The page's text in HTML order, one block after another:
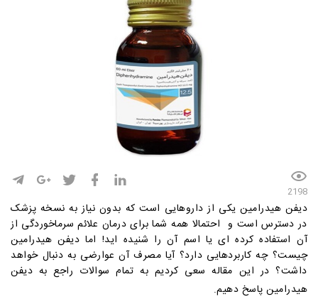
2198
دیفن هیدرامین یکی از داروهایی است که بدون نیاز به نسخه پزشک
در دسترس است و احتمالا همه شما برای درمان علائم سرماخوردگی از
آن استفاده کرده ای یا اسم آن را شنیده اید! اما دیفن هیدرامین
چیست؟ چه کاربردهایی دارد؟ آیا مصرف آن عوارضی به دنبال خواهد
داشت؟ در این مقاله سعی کردیم به تمام سوالات راجع به دیفن
هیدرامین پاسخ دهیم.